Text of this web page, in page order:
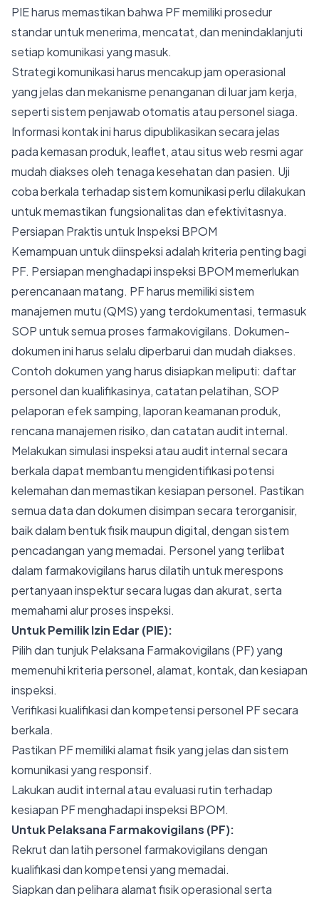
PIE harus memastikan bahwa PF memiliki prosedur
standar untuk menerima, mencatat, dan menindaklanjuti
setiap komunikasi yang masuk.
Strategi komunikasi harus mencakup jam operasional
yang jelas dan mekanisme penanganan di luar jam kerja,
seperti sistem penjawab otomatis atau personel siaga.
Informasi kontak ini harus dipublikasikan secara jelas
pada kemasan produk, leaflet, atau situs web resmi agar
mudah diakses oleh tenaga kesehatan dan pasien. Uji
coba berkala terhadap sistem komunikasi perlu dilakukan
untuk memastikan fungsionalitas dan efektivitasnya.
Persiapan Praktis untuk Inspeksi BPOM
Kemampuan untuk diinspeksi adalah kriteria penting bagi
PF. Persiapan menghadapi inspeksi BPOM memerlukan
perencanaan matang. PF harus memiliki sistem
manajemen mutu (QMS) yang terdokumentasi, termasuk
SOP untuk semua proses farmakovigilans. Dokumen-
dokumen ini harus selalu diperbarui dan mudah diakses.
Contoh dokumen yang harus disiapkan meliputi: daftar
personel dan kualifikasinya, catatan pelatihan, SOP
pelaporan efek samping, laporan keamanan produk,
rencana manajemen risiko, dan catatan audit internal.
Melakukan simulasi inspeksi atau audit internal secara
berkala dapat membantu mengidentifikasi potensi
kelemahan dan memastikan kesiapan personel. Pastikan
semua data dan dokumen disimpan secara terorganisir,
baik dalam bentuk fisik maupun digital, dengan sistem
pencadangan yang memadai. Personel yang terlibat
dalam farmakovigilans harus dilatih untuk merespons
pertanyaan inspektur secara lugas dan akurat, serta
memahami alur proses inspeksi.
Untuk Pemilik Izin Edar (PIE):
Pilih dan tunjuk Pelaksana Farmakovigilans (PF) yang
memenuhi kriteria personel, alamat, kontak, dan kesiapan
inspeksi.
Verifikasi kualifikasi dan kompetensi personel PF secara
berkala.
Pastikan PF memiliki alamat fisik yang jelas dan sistem
komunikasi yang responsif.
Lakukan audit internal atau evaluasi rutin terhadap
kesiapan PF menghadapi inspeksi BPOM.
Untuk Pelaksana Farmakovigilans (PF):
Rekrut dan latih personel farmakovigilans dengan
kualifikasi dan kompetensi yang memadai.
Siapkan dan pelihara alamat fisik operasional serta